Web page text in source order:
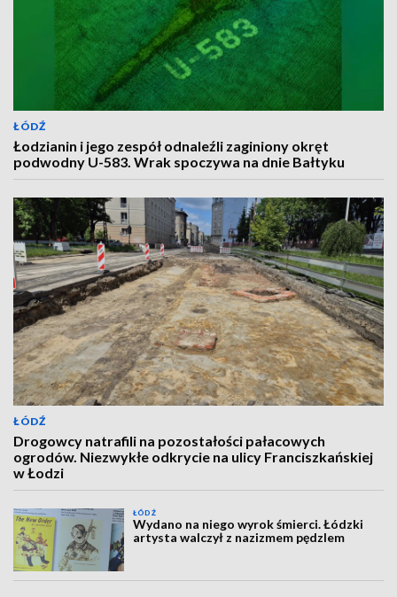
ŁÓDŹ
Łodzianin i jego zespół odnaleźli zaginiony okręt
podwodny U-583. Wrak spoczywa na dnie Bałtyku
ŁÓDŹ
Drogowcy natrafili na pozostałości pałacowych
ogrodów. Niezwykłe odkrycie na ulicy Franciszkańskiej
w Łodzi
ŁÓDŹ
Wydano na niego wyrok śmierci. Łódzki
artysta walczył z nazizmem pędzlem